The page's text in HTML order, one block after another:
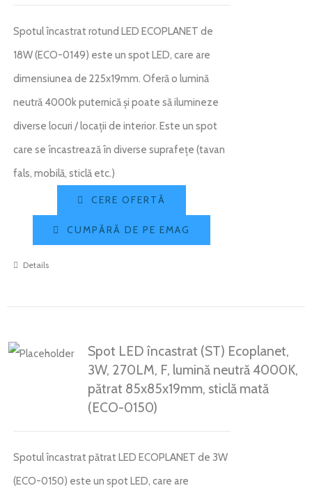
Spotul încastrat rotund LED ECOPLANET de
18W (ECO-0149) este un spot LED, care are
dimensiunea de 225x19mm. Oferă o lumină
neutră 4000k puternică și poate să ilumineze
diverse locuri / locații de interior. Este un spot
care se încastrează în diverse suprafețe (tavan
fals, mobilă, sticlă etc.)
CERE OFERTĂ
CUMPĂRĂ DE PE EMAG
Details
Spot LED încastrat (ST) Ecoplanet,
3W, 270LM, F, lumină neutră 4000K,
pătrat 85x85x19mm, sticlă mată
(ECO-0150)
Spotul încastrat pătrat LED ECOPLANET de 3W
(ECO-0150) este un spot LED, care are